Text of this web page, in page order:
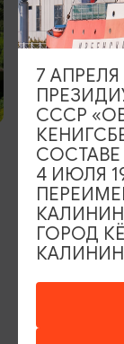
ОТЕЛИ,
Гостиница
Гусь»
Багратионовск
ИЩИТЕ
7
СССР
4 ИЮЛЯ
ГОРОД